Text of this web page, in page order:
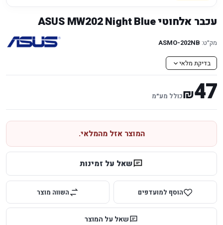
עכבר אלחוטי ASUS MW202 Night Blue
מק״ט: ASMO-202NB
בדיקת מלאי
47
₪כולל מע״מ
המוצר אזל מהמלאי.
שאל על זמינות
הוסף למועדפים השווה מוצר
שאל על המוצר